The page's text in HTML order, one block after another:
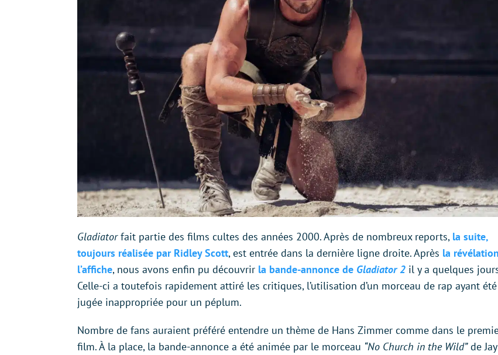
Gladiatorfait partie des films cultes des années 2000. Après de nombreux reports, la suite,
toujours réalisée par Ridley Scott, est entrée dans la dernière ligne droite. Après la
l’affiche, nous avons enfin pu découvrir la bande-annonce de Gladiator 2 il y a quelques
Celle-ci a toutefois rapidement attiré les critiques, l’utilisation d’un morceau de rap ayant été
jugée inappropriée pour un péplum.
Nombre de fans auraient préféré entendre un thème de Hans Zimmer comme dans le
film. À la place, la bande-annonce a été animée par le morceau “No Church in the Wild”de